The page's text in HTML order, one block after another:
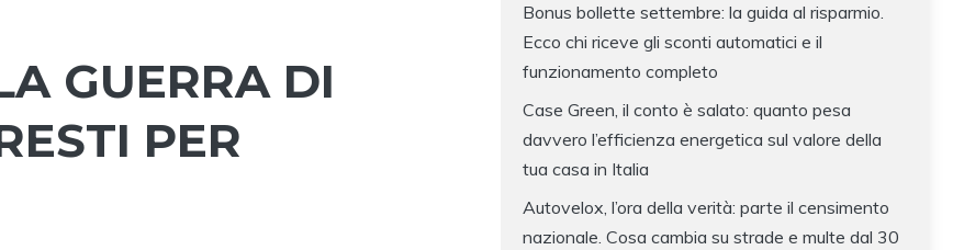
GUERRA DI
PER
Bonus bollette settembre: la guida al risparmio.
Ecco chi riceve gli sconti automatici e il
funzionamento completo
Case Green, il conto è salato: quanto pesa
davvero l’efficienza energetica sul valore della
tua casa in Italia
Autovelox, l’ora della verità: parte il censimento
nazionale. Cosa cambia su strade e multe dal 30